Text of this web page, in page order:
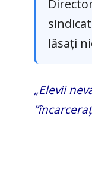
lăsați
„Elevii